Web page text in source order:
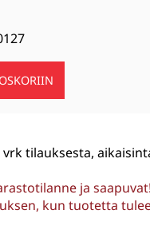
vrk tilauksesta,
ja saapuvat!
kun tuotetta